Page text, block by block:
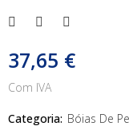
37,65 €
Com IVA
Categoria: Bóias De